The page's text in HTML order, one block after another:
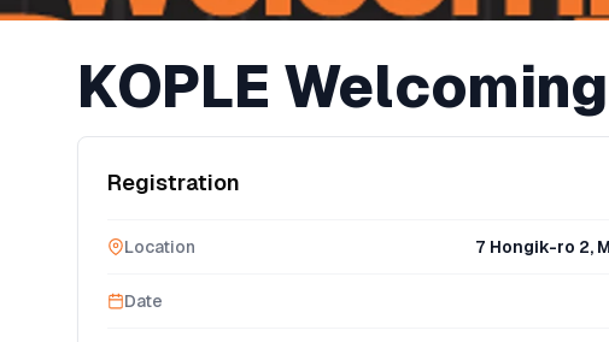
KOPLE
Registration
Location 7 Hongik-ro 2,
Date